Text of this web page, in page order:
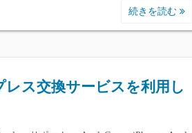
続きを読む
ス交換サービスを利用し